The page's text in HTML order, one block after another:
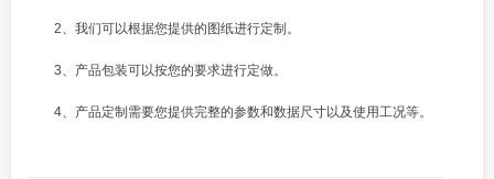
2、我们可以根据您提供的图纸进行定制。
3、产品包装可以按您的要求进行定做。
4、产品定制需要您提供完整的参数和数据尺寸以及使用工况等。